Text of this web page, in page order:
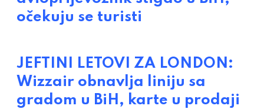
očekuju se turisti
JEFTINI LETOVI ZA LONDON:
Wizzair obnavlja liniju sa
gradom u BiH, karte u prodaji